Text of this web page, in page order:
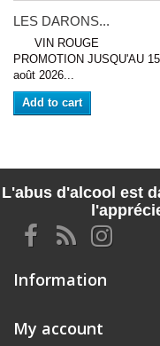
LES DARONS...
VIN ROUGE
PROMOTION JUSQU'AU 15
août 2026...
Add to cart
L'abus d'alcool est
Information
My account